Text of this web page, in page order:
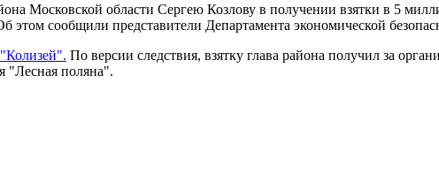
Московской области Сергею Козлову в получении взятки в 5
сообщили представители Департамента экономической
По версии следствия, взятку глава района получил за
"Лесная поляна".